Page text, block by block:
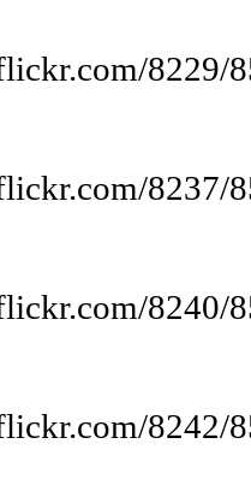
8229/
8237/
8240/
8242/